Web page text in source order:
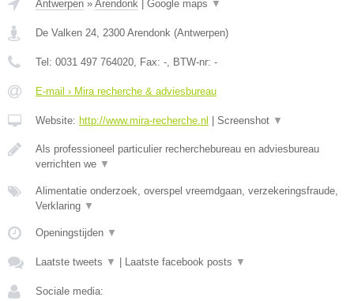
Antwerpen » Arendonk Google maps ▼
De Valken 24 2300 Arendonk (Antwerpen)
Tel: 0031 497 764020 , Fax: - , BTW-nr: -
E-mail › Mira recherche & adviesbureau
Website: http://www.mira-recherche.nl Screenshot ▼
Als professioneel particulier recherchebureau en adviesbureau
verrichten we ▼
Alimentatie onderzoek, overspel vreemdgaan, verzekeringsfraude,
Verklaring ▼
Openingstijden ▼
Laatste tweets ▼ Laatste facebook posts ▼
Sociale media: